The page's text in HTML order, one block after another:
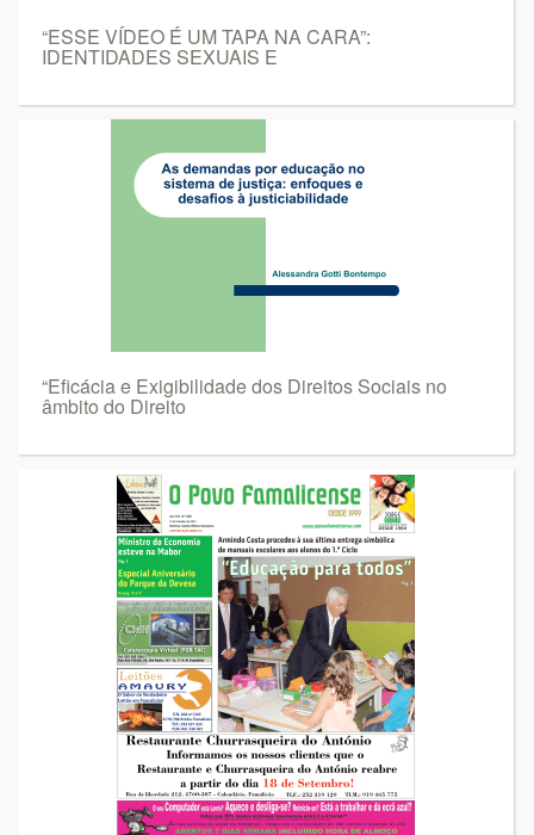
“ESSE VÍDEO É UM TAPA NA CARA”:
IDENTIDADES SEXUAIS E
“Eficácia e Exigibilidade dos Direitos Sociais no
âmbito do Direito